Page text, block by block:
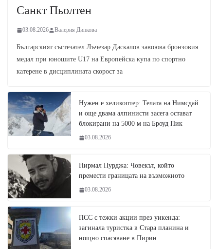
Санкт Пьолтен
03.08.2026 Валерия Динкова
Българският състезател Лъчезар Даскалов завоюва бронзовия
медал при юношите U17 на Европейска купа по спортно
катерене в дисциплината скорост за
Нужен е хеликоптер: Телата на Нимсдай
и още двама алпинисти засега остават
блокирани на 5000 м на Броуд Пик
03.08.2026
Нирмал Пурджа: Човекът, който
премести границата на възможното
03.08.2026
ПСС с тежки акции през уикенда:
загинала туристка в Стара планина и
нощно спасяване в Пирин